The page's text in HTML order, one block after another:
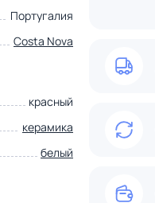
Португалия
Costa Nova
красный
керамика
белый